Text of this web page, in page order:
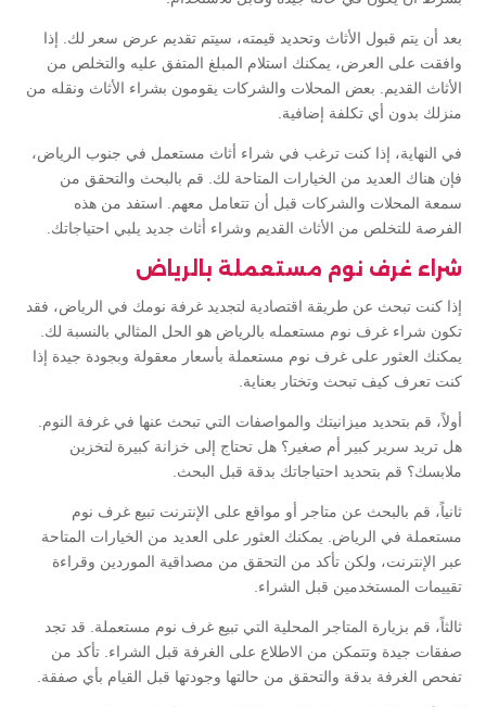
بعد أن يتم قبول الأثاث وتحديد قيمته، سيتم تقديم عرض سعر لك. إذا
وافقت على العرض، يمكنك استلام المبلغ المتفق عليه والتخلص من
الأثاث القديم. بعض المحلات والشركات يقومون بشراء الأثاث ونقله من
منزلك بدون أي تكلفة إضافية.
في النهاية، إذا كنت ترغب في شراء أثاث مستعمل في جنوب الرياض،
فإن هناك العديد من الخيارات المتاحة لك. قم بالبحث والتحقق من
سمعة المحلات والشركات قبل أن تتعامل معهم. استفد من هذه
الفرصة للتخلص من الأثاث القديم وشراء أثاث جديد يلبي احتياجاتك.
شراء غرف نوم مستعملة بالرياض
إذا كنت تبحث عن طريقة اقتصادية لتجديد غرفة نومك في الرياض، فقد
تكون شراء غرف نوم مستعمله بالرياض هو الحل المثالي بالنسبة لك.
يمكنك العثور على غرف نوم مستعملة بأسعار معقولة وبجودة جيدة إذا
كنت تعرف كيف تبحث وتختار بعناية.
أولاً، قم بتحديد ميزانيتك والمواصفات التي تبحث عنها في غرفة النوم.
هل تريد سرير كبير أم صغير؟ هل تحتاج إلى خزانة كبيرة لتخزين
ملابسك؟ قم بتحديد احتياجاتك بدقة قبل البحث.
ثانياً، قم بالبحث عن متاجر أو مواقع على الإنترنت تبيع غرف نوم
مستعملة في الرياض. يمكنك العثور على العديد من الخيارات المتاحة
عبر الإنترنت، ولكن تأكد من التحقق من مصداقية الموردين وقراءة
تقييمات المستخدمين قبل الشراء.
ثالثاً، قم بزيارة المتاجر المحلية التي تبيع غرف نوم مستعملة. قد تجد
صفقات جيدة وتتمكن من الاطلاع على الغرفة قبل الشراء. تأكد من
تفحص الغرفة بدقة والتحقق من حالتها وجودتها قبل القيام بأي صفقة.